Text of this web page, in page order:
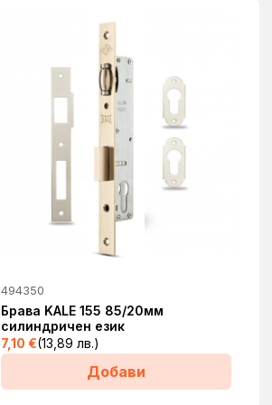
494350
Брава KALE 155 85/20мм
силиндричен език
7,10€(13,89 лв.)
Добави